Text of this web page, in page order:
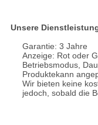
Unsere
Garantie: 3 Jahre
Anzeige: Rot oder
Betriebsmodus,
Produktekann
Wir bieten keine
jedoch, sobald die